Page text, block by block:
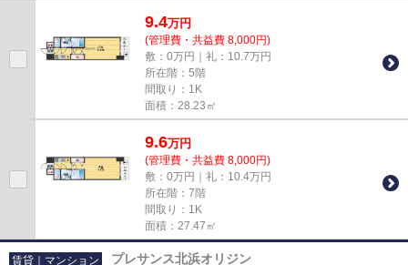
9.4万円
(管理費・共益費 8,000円)
敷：0万円｜礼：10.7万円
所在階：5階
間取り：1K
面積：28.23㎡
9.6万円
(管理費・共益費 8,000円)
敷：0万円｜礼：10.4万円
所在階：7階
間取り：1K
面積：27.47㎡
賃貸｜マンション プレサンス北浜オリジン